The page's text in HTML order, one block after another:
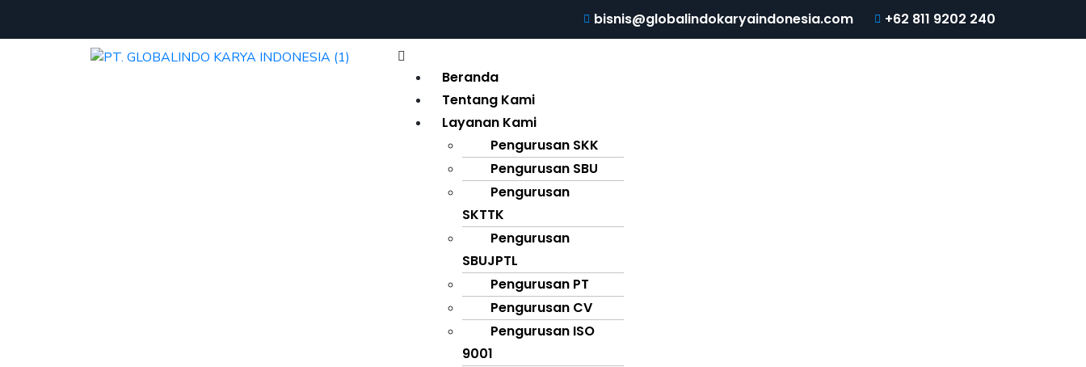
bisnis@globalindokaryaindonesia.com +62 811 9202 240
Beranda
Tentang Kami
Layanan Kami
Pengurusan SKK
Pengurusan SBU
Pengurusan
SKTTK
Pengurusan
SBUJPTL
Pengurusan PT
Pengurusan CV
Pengurusan ISO
9001